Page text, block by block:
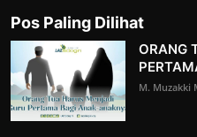
Pos Paling Dilihat
ORANG
M. Muzakki